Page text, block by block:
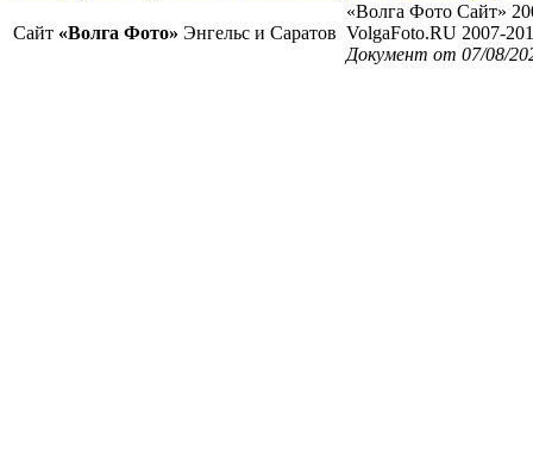
Сайт «Волга Фото» Энгельс и Саратов
«Волга Фото Сайт»
VolgaFoto.RU 2007-
Документ от 07/08/